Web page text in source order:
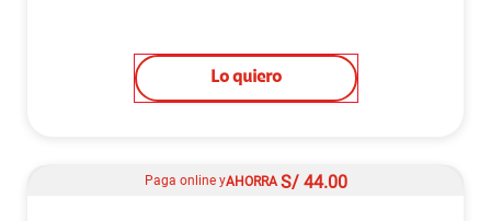
Lo quiero
Paga online yAHORRA S/ 44.00